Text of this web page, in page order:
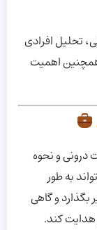
تحلیل افرادی
همچنین اهمیت
و نحوه
به طور
و گاهی
کند.